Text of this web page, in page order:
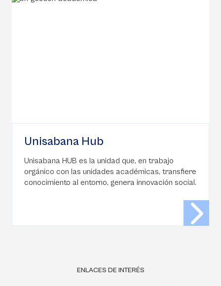
Unisabana Hub
Unisabana HUB es la unidad que, en trabajo
orgánico con las unidades académicas, transfiere
conocimiento al entorno, genera innovación social.
ENLACES DE INTERÉS